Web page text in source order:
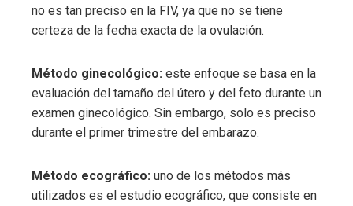
no es tan preciso en la FIV, ya que no se tiene
certeza de la fecha exacta de la ovulación.
Método ginecológico: este enfoque se basa en la
evaluación del tamaño del útero y del feto durante un
examen ginecológico. Sin embargo, solo es preciso
durante el primer trimestre del embarazo.
Método ecográfico: uno de los métodos más
utilizados es el estudio ecográfico, que consiste en